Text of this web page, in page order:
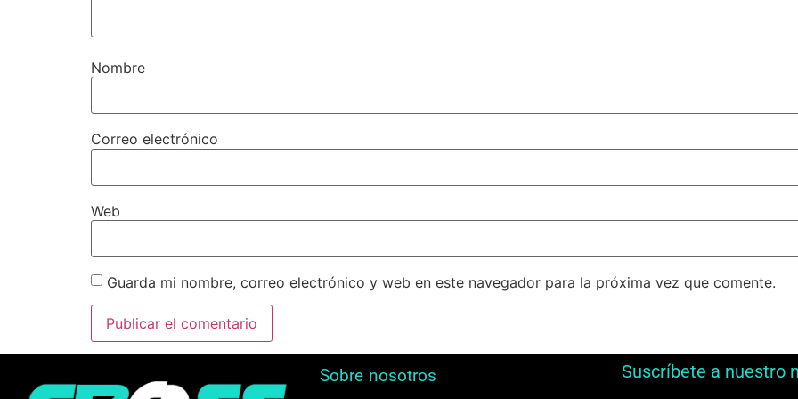
Nombre
Correo electrónico
Web
Guarda mi nombre, correo electrónico y web en este navegador para la próxima vez que comente.
Sobre nosotros Suscríbete a nuestro